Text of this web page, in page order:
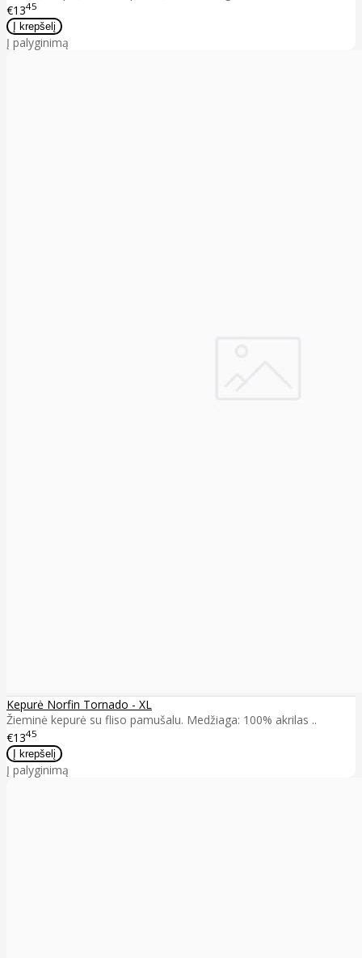
€1345
Į palyginimą
Kepurė Norfin Tornado - XL
Žieminė kepurė su fliso pamušalu. Medžiaga: 100% akrilas ..
€1345
Į palyginimą